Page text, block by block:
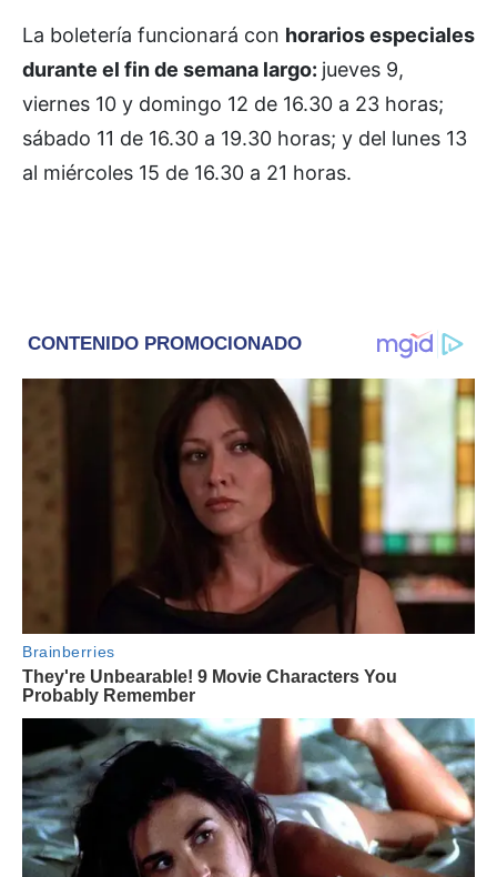
La boletería funcionará con horarios especiales
durante el fin de semana largo: jueves 9,
viernes 10 y domingo 12 de 16.30 a 23 horas;
sábado 11 de 16.30 a 19.30 horas; y del lunes 13
al miércoles 15 de 16.30 a 21 horas.